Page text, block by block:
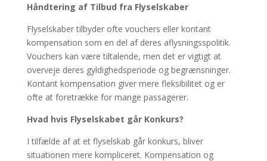
Håndtering af Tilbud fra Flyselskaber
Flyselskaber tilbyder ofte vouchers eller kontant
kompensation som en del af deres aflysningsspolitik.
Vouchers kan være tiltalende, men det er vigtigt at
overveje deres gyldighedsperiode og begrænsninger.
Kontant kompensation giver mere fleksibilitet og er
ofte at foretrække for mange passagerer.
Hvad hvis Flyselskabet går Konkurs?
I tilfælde af at et flyselskab går konkurs, bliver
situationen mere kompliceret. Kompensation og